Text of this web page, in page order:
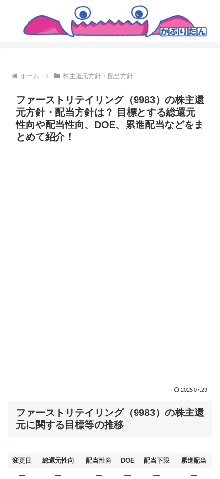
ホーム 株主還元方針・配当方針
ファーストリテイリング（9983）の株主還
元方針・配当方針は？ 目標とする総還元
性向や配当性向、DOE、累進配当などをま
とめて紹介！
2025.07.29
ファーストリテイリング（9983）の株主還
元に関する目標等の推移
変更日 総還元性向 配当性向 DOE 配当下限
累進配当
―
― ― ― ― ―